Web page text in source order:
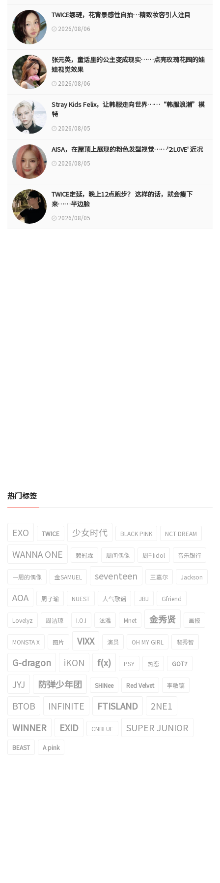
TWICE娜璉，花背景感性自拍…精致妆容引人注目
2026/08/06
张元英，童话里的公主变成现实……点亮玫瑰花园的娃
娃视觉效果
2026/08/06
Stray Kids Felix，让韩服走向世界……“韩服浪潮”模
特
2026/08/05
AISA，在屋顶上展现的粉色发型视觉……'2:L0VE' 近况
2026/08/05
TWICE定延，晚上12点跑步？ 这样的话，就会瘦下
来……半边脸
2026/08/05
热门标签
EXO TWICE 少女时代 BLACK PINK NCT DREAM
WANNA ONE 赖冠霖 周间偶像 周刊idol 音乐银行
一周的偶像 金SAMUEL seventeen 王嘉尔 Jackson
AOA 周子瑜 NUEST 人气歌谣 JBJ Gfriend
Lovelyz 周洁琼 I.O.I 泫雅 Mnet 金秀贤 画报
MONSTA X 图片 VIXX 演员 OH MY GIRL 裴秀智
G-dragon iKON f(x) PSY 热恋 GOT7
JYJ 防弹少年团 SHINee Red Velvet 李敏镐
BTOB INFINITE FTISLAND
2NE1
WINNER
EXID CNBLUE SUPER JUNIOR
BEAST A pink